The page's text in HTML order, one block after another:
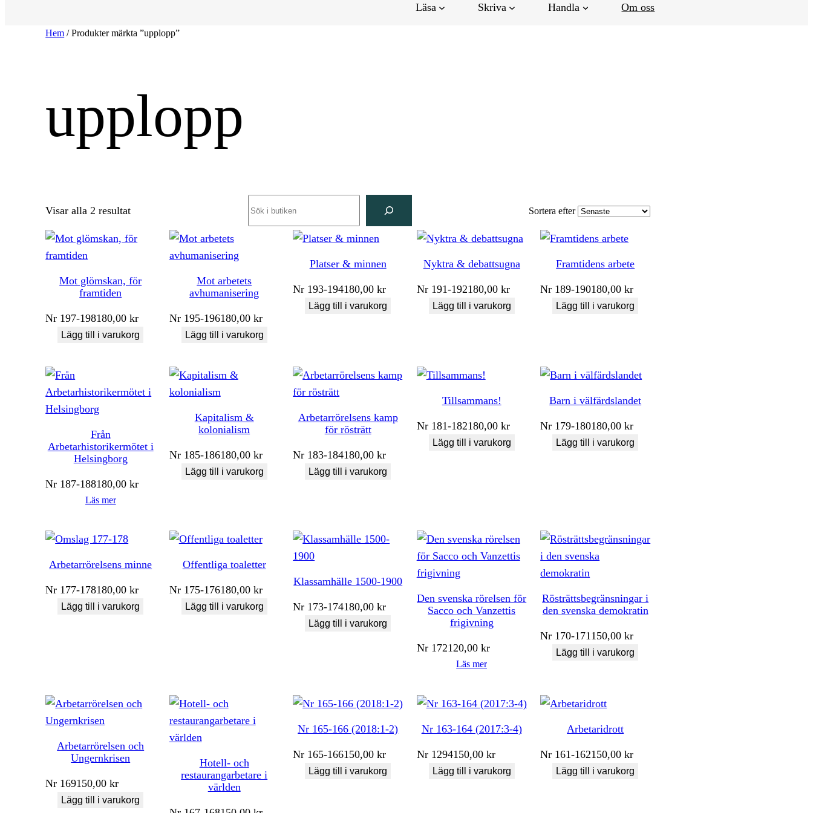
Läsa Skriva Handla Om oss
Hem / Produkter märkta ”upplopp”
upplopp
Visar alla 2 resultatSortera
senaste
Sortera efter
Mot glömskan, för
framtiden
Nr 197-198180,00kr
Lägg till i varukorg
Mot arbetets
avhumanisering
Nr 195-196180,00 kr
Lägg till i varukorg
Platser & minnen
Nr 193-194180,00kr
Lägg till i varukorg
Nyktra & debattsugna
Nr 191-192180,00 kr
Lägg till i varukorg
Framtidens arbete
Nr 189-190180,00kr
Lägg till i varukorg
Från
Arbetarhistorikermötet i
Helsingborg
Nr 187-188180,00kr
Läs mer
Kapitalism &
kolonialism
Nr 185-186180,00 kr
Lägg till i varukorg
Arbetarrörelsens kamp
för rösträtt
Nr 183-184180,00kr
Lägg till i varukorg
Tillsammans!
Nr 181-182180,00 kr
Lägg till i varukorg
Barn i välfärdslandet
Nr 179-180180,00kr
Lägg till i varukorg
Arbetarrörelsens minne
Nr 177-178180,00kr
Lägg till i varukorg
Offentliga toaletter
Nr 175-176180,00 kr
Lägg till i varukorg
Klassamhälle 1500-1900
Nr 173-174180,00kr
Lägg till i varukorg
Den svenska rörelsen för
Sacco och Vanzettis
frigivning
Nr 172120,00 kr
Läs mer
Rösträttsbegränsningar i
den svenska demokratin
Nr 170-171150,00kr
Lägg till i varukorg
Arbetarrörelsen och
Ungernkrisen
Nr 169150,00kr
Lägg till i varukorg
Hotell- och
restaurangarbetare i
världen
Nr 165-166 (2018:1-2)
Nr 165-166150,00kr
Lägg till i varukorg
Nr 163-164 (2017:3-4)
Nr 1294150,00 kr
Lägg till i varukorg
Arbetaridrott
Nr 161-162150,00kr
Lägg till i varukorg